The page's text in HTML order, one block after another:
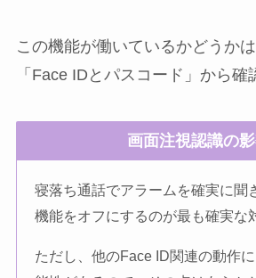
この機能が働いているかどうか
「Face IDとパスコード」から確
画面注視認識の
寝落ち通話でアラームを確実に聞
機能をオフにするのが最も確実な
ただし、他のFace ID関連の動作